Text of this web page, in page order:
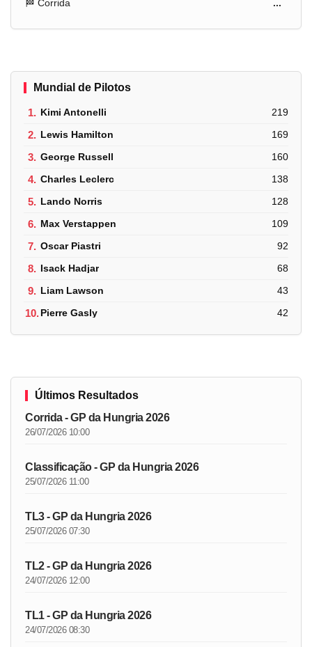
🏁 Corrida ...
Mundial de Pilotos
1. Kimi Antonelli 219
2. Lewis Hamilton 169
3. George Russell 160
4. Charles Leclerc 138
5. Lando Norris 128
6. Max Verstappen 109
7. Oscar Piastri 92
8. Isack Hadjar 68
9. Liam Lawson 43
10.Pierre Gasly 42
Últimos Resultados
Corrida - GP da Hungria 2026
26/07/2026 10:00
Classificação - GP da Hungria 2026
25/07/2026 11:00
TL3 - GP da Hungria 2026
25/07/2026 07:30
TL2 - GP da Hungria 2026
24/07/2026 12:00
TL1 - GP da Hungria 2026
24/07/2026 08:30